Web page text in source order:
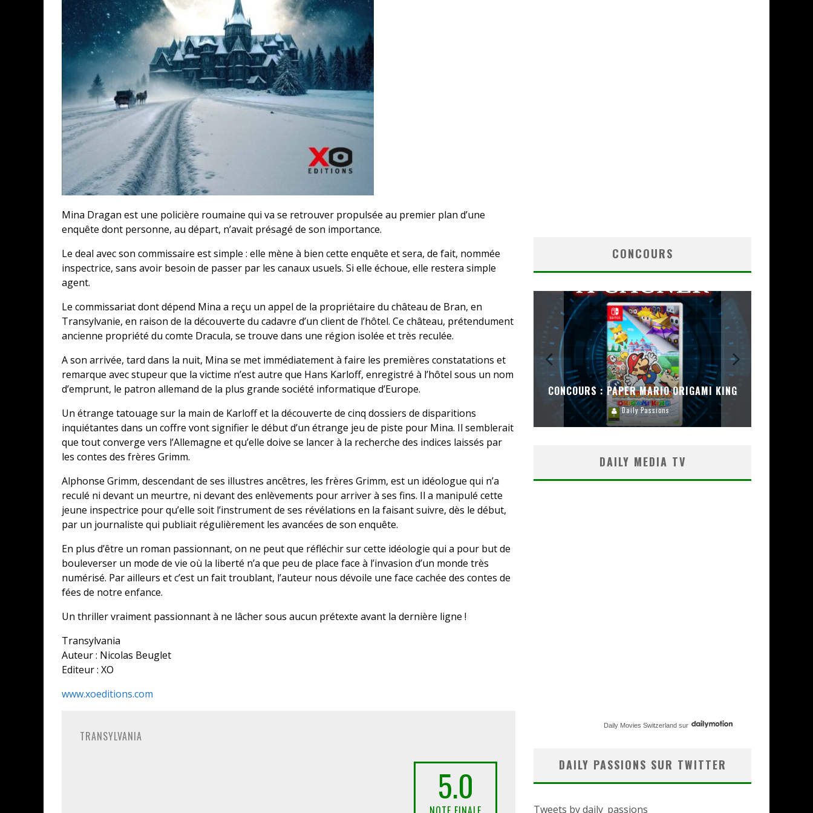
Mina Dragan est une policière roumaine qui va se retrouver propulsée au premier plan d’une
enquête dont personne, au départ, n’avait présagé de son importance.
Le deal avec son commissaire est simple : elle mène à bien cette enquête et sera, de fait, nommée
inspectrice, sans avoir besoin de passer par les canaux usuels. Si elle échoue, elle restera simple
agent.
Le commissariat dont dépend Mina a reçu un appel de la propriétaire du château de Bran, en
Transylvanie, en raison de la découverte du cadavre d’un client de l’hôtel. Ce château, prétendument
ancienne propriété du comte Dracula, se trouve dans une région isolée et très reculée.
A son arrivée, tard dans la nuit, Mina se met immédiatement à faire les premières constatations et
remarque avec stupeur que la victime n’est autre que Hans Karloff, enregistré à l’hôtel sous un nom
d’emprunt, le patron allemand de la plus grande société informatique d’Europe.
Un étrange tatouage sur la main de Karloff et la découverte de cinq dossiers de disparitions
inquiétantes dans un coffre vont signifier le début d’un étrange jeu de piste pour Mina. Il semblerait
que tout converge vers l’Allemagne et qu’elle doive se lancer à la recherche des indices laissés par
les contes des frères Grimm.
Alphonse Grimm, descendant de ses illustres ancêtres, les frères Grimm, est un idéologue qui n’a
reculé ni devant un meurtre, ni devant des enlèvements pour arriver à ses fins. Il a manipulé cette
jeune inspectrice pour qu’elle soit l’instrument de ses révélations en la faisant suivre, dès le début,
par un journaliste qui publiait régulièrement les avancées de son enquête.
En plus d’être un roman passionnant, on ne peut que réfléchir sur cette idéologie qui a pour but de
bouleverser un mode de vie où la liberté n’a que peu de place face à l’invasion d’un monde très
numérisé. Par ailleurs et c’est un fait troublant, l’auteur nous dévoile une face cachée des contes de
fées de notre enfance.
Un thriller vraiment passionnant à ne lâcher sous aucun prétexte avant la dernière ligne !
Transylvania
Auteur : Nicolas Beuglet
Editeur : XO
www.xoeditions.com
TRANSYLVANIA
5.0
CONCOURS
CONCOURS : CALENDRIER DE L’AVENT – UNE
COPIE DU JEU « GRID, ULTIMATE EDITION »
SUR XBOX ONE OU PS4
Daily Passions
CONCOURS : PAPER MARIO ORIGAMI KING
Daily Passions
DAILY MEDIA TV
Daily Movies Switzerland sur
DAILY PASSIONS SUR TWITTER
Tweets by daily_passions